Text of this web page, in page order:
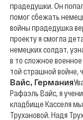
прадедушки. Он
помог сбежать
войны прадедушка
проекту я смогла
немецких солдат,
в то сложное
той страшной войне,
Вайс, Германия
Рафаэль Вайс, я
кладбище Касселя
Трухановой. Надя